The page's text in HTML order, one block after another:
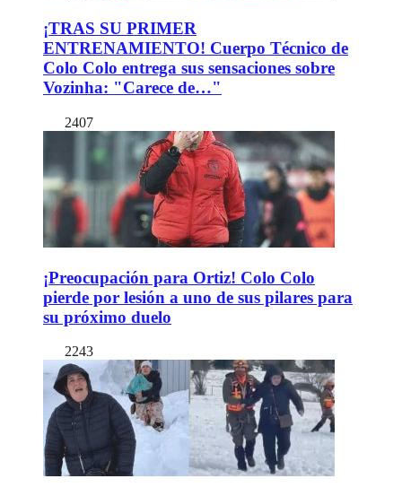
¡TRAS SU PRIMER
ENTRENAMIENTO! Cuerpo Técnico de
Colo Colo entrega sus sensaciones sobre
Vozinha: "Carece de…"
2407
¡Preocupación para Ortiz! Colo Colo
pierde por lesión a uno de sus pilares para
su próximo duelo
2243